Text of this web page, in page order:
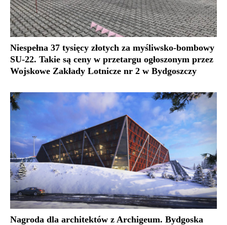
Niespełna 37 tysięcy złotych za myśliwsko-bombowy
SU-22. Takie są ceny w przetargu ogłoszonym przez
Wojskowe Zakłady Lotnicze nr 2 w Bydgoszczy
Nagroda dla architektów z Archigeum. Bydgoska